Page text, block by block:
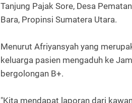
Tanjung Pajak Sore, Desa
Bara, Propinsi Sumatera Utara.
Menurut Afriyansyah yang
keluarga pasien mengaduh ke
bergolongan B+.
"Kita mendapat laporan dari